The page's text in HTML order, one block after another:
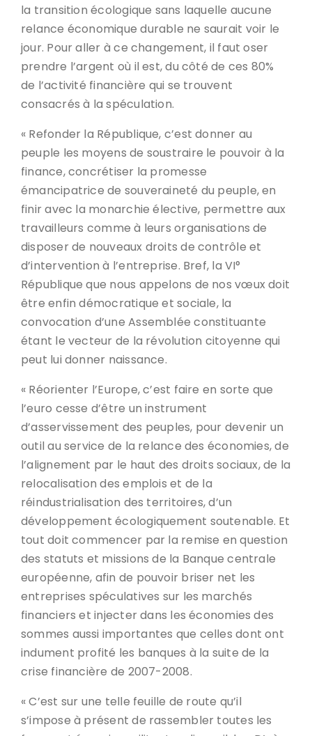
la transition écologique sans laquelle aucune
relance économique durable ne saurait voir le
jour. Pour aller à ce changement, il faut oser
prendre l’argent où il est, du côté de ces 80%
de l’activité financière qui se trouvent
consacrés à la spéculation.
« Refonder la République, c’est donner au
peuple les moyens de soustraire le pouvoir à la
finance, concrétiser la promesse
émancipatrice de souveraineté du peuple, en
finir avec la monarchie élective, permettre aux
travailleurs comme à leurs organisations de
disposer de nouveaux droits de contrôle et
d’intervention à l’entreprise. Bref, la VI°
République que nous appelons de nos vœux doit
être enfin démocratique et sociale, la
convocation d’une Assemblée constituante
étant le vecteur de la révolution citoyenne qui
peut lui donner naissance.
« Réorienter l’Europe, c’est faire en sorte que
l’euro cesse d’être un instrument
d’asservissement des peuples, pour devenir un
outil au service de la relance des économies, de
l’alignement par le haut des droits sociaux, de la
relocalisation des emplois et de la
réindustrialisation des territoires, d’un
développement écologiquement soutenable. Et
tout doit commencer par la remise en question
des statuts et missions de la Banque centrale
européenne, afin de pouvoir briser net les
entreprises spéculatives sur les marchés
financiers et injecter dans les économies des
sommes aussi importantes que celles dont ont
indument profité les banques à la suite de la
crise financière de 2007-2008.
« C’est sur une telle feuille de route qu’il
s’impose à présent de rassembler toutes les